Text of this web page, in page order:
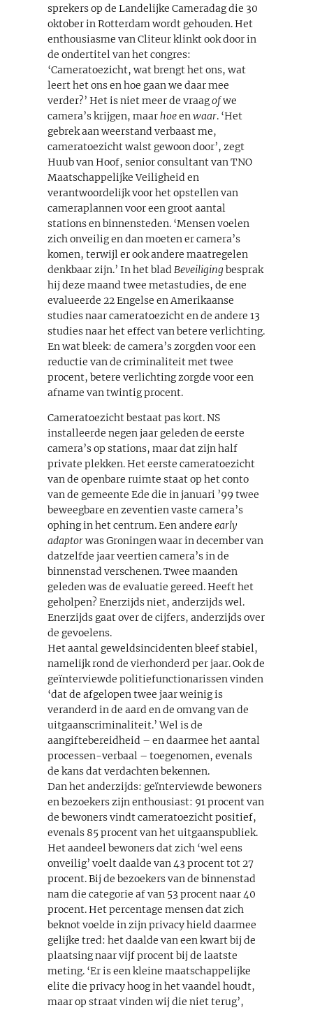
sprekers op de Landelijke Cameradag die 30
oktober in Rotterdam wordt gehouden. Het
enthousiasme van Cliteur klinkt ook door in
de ondertitel van het congres:
‘Cameratoezicht, wat brengt het ons, wat
leert het ons en hoe gaan we daar mee
verder?’ Het is niet meer de vraagofwe
camera’s krijgen, maarhoeenwaar. ‘Het
gebrek aan weerstand verbaast me,
cameratoezicht walst gewoon door’, zegt
Huub van Hoof, senior consultant van TNO
Maatschappelijke Veiligheid en
verantwoordelijk voor het opstellen van
cameraplannen voor een groot aantal
stations en binnensteden. ‘Mensen voelen
zich onveilig en dan moeten er camera’s
komen, terwijl er ook andere maatregelen
denkbaar zijn.’ In het blad Beveiligingbesprak
hij deze maand twee metastudies, de ene
evalueerde 22 Engelse en Amerikaanse
studies naar cameratoezicht en de andere 13
studies naar het effect van betere verlichting.
En wat bleek: de camera’s zorgden voor een
reductie van de criminaliteit met twee
procent, betere verlichting zorgde voor een
afname van twintig procent.
Cameratoezicht bestaat pas kort. NS
installeerde negen jaar geleden de eerste
camera’s op stations, maar dat zijn half
private plekken. Het eerste cameratoezicht
van de openbare ruimte staat op het conto
van de gemeente Ede die in januari ’99 twee
beweegbare en zeventien vaste camera’s
ophing in het centrum. Een andere early
adaptorwas Groningen waar in december van
datzelfde jaar veertien camera’s in de
binnenstad verschenen. Twee maanden
geleden was de evaluatie gereed. Heeft het
geholpen? Enerzijds niet, anderzijds wel.
Enerzijds gaat over de cijfers, anderzijds over
de gevoelens.
Het aantal geweldsincidenten bleef stabiel,
namelijk rond de vierhonderd per jaar. Ook de
geïnterviewde politiefunctionarissen vinden
‘dat de afgelopen twee jaar weinig is
veranderd in de aard en de omvang van de
uitgaanscriminaliteit.’ Wel is de
aangiftebereidheid – en daarmee het aantal
processen-verbaal – toegenomen, evenals
de kans dat verdachten bekennen.
Dan het anderzijds: geïnterviewde bewoners
en bezoekers zijn enthousiast: 91 procent van
de bewoners vindt cameratoezicht positief,
evenals 85 procent van het uitgaanspubliek.
Het aandeel bewoners dat zich ‘wel eens
onveilig’ voelt daalde van 43 procent tot 27
procent. Bij de bezoekers van de binnenstad
nam die categorie af van 53 procent naar 40
procent. Het percentage mensen dat zich
beknot voelde in zijn privacy hield daarmee
gelijke tred: het daalde van een kwart bij de
plaatsing naar vijf procent bij de laatste
meting. ‘Er is een kleine maatschappelijke
elite die privacy hoog in het vaandel houdt,
maar op straat vinden wij die niet terug’,